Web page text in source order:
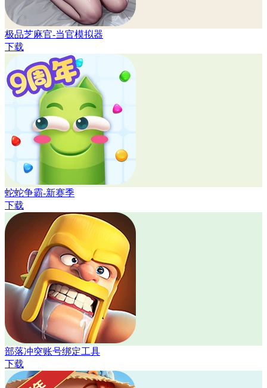
极品芝麻官-当官模拟器
下载
蛇蛇争霸-新赛季
下载
部落冲突账号绑定工具
下载